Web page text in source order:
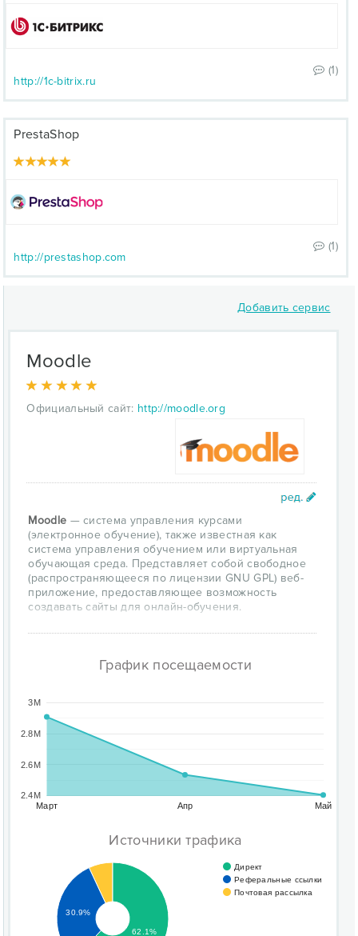
(1)
http://1c-bitrix.ru
PrestaShop
(1)
http://prestashop.com
Добавить сервис
Moodle
Официальный сайт: http://moodle.org
Moodle — система управления курсами
(электронное обучение), также известная как
система управления обучением или виртуальная
обучающая среда. Представляет собой свободное
(распространяющееся по лицензии GNU GPL) веб-
приложение, предоставляющее возможность
создавать сайты для онлайн-обучения.
График посещаемости
Март Апр Май
2.4M
2.6M
2.8M
3M
Источники трафика
Директ
Реферальные ссылки
Почтовая рассылка
30.9%
62.1%